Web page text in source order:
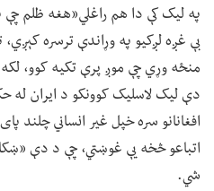
په لیک کې دا هم راغلي«هغه ظلم چې
بې غږه لږکیو په وړاندې ترسره
منځه وړي چې موږ پرې تکیه کوو،
دې لیک لاسلیک کوونکو د ایران
افغانانو سره خپل غیر انساني چلند
اتباعو څخه یې غوښتي، چې د دې
شي.